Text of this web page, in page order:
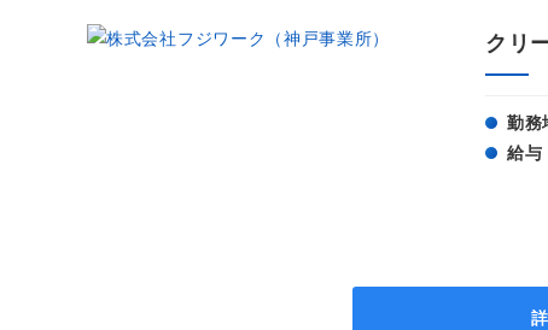
クリ
勤務
給与